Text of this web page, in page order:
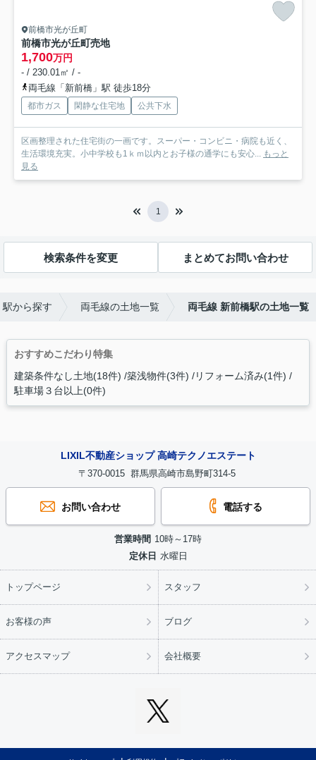
前橋市光が丘町
前橋市光が丘町売地
1,700万円
- / 230.01㎡ / -
両毛線「新前橋」駅 徒歩18分
都市ガス 閑静な住宅地 公共下水
区画整理された住宅街の一画です。スーパー・コンビニ・病院も近く、
生活環境充実。小中学校も1ｋｍ以内とお子様の通学にも安心... もっと
見る
1
検索条件を変更 まとめてお問い合わせ
駅から探す 両毛線の土地一覧 両毛線 新前橋駅の土地一覧
おすすめこだわり特集
建築条件なし土地(18件) 築浅物件(3件) リフォーム済み(1件)
駐車場３台以上(0件)
LIXIL不動産ショップ 高崎テクノエステート
〒370-0015 群馬県高崎市島野町314-5
お問い合わせ 電話する
営業時間 10時～17時
定休日 水曜日
トップページ スタッフ
お客様の声 ブログ
アクセスマップ 会社概要